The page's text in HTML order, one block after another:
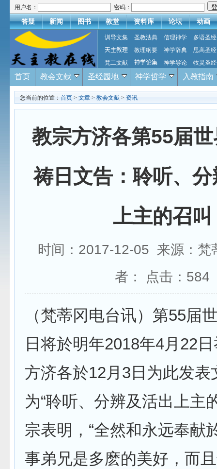
用户名： 密码：
答疑 新闻 图书 教堂 资料库 论坛 动画
训导文集 圣教法典 信理神学
多语圣经
天主教理
教理纲要 神学辞典
思高圣经
梵二文献
神学论集 神学导论 牧灵圣经
首页 教会文献 圣经园地 神学哲学 入教指南
您当前的位置： 首页 > 文章 > 教会文献 > 资讯
教宗方济各第55届
祷日文告：聆听、
上主的召叫
时间：2017-12-05 来源：
者： 点击： 584
（梵蒂冈电台讯）第55届
日将於明年2018年4月22
方济各於12月3日为此发表
为“聆听、分辨及活出上主
宗表明，“全然和永远奉献
事弟兄是多麽的美好，而